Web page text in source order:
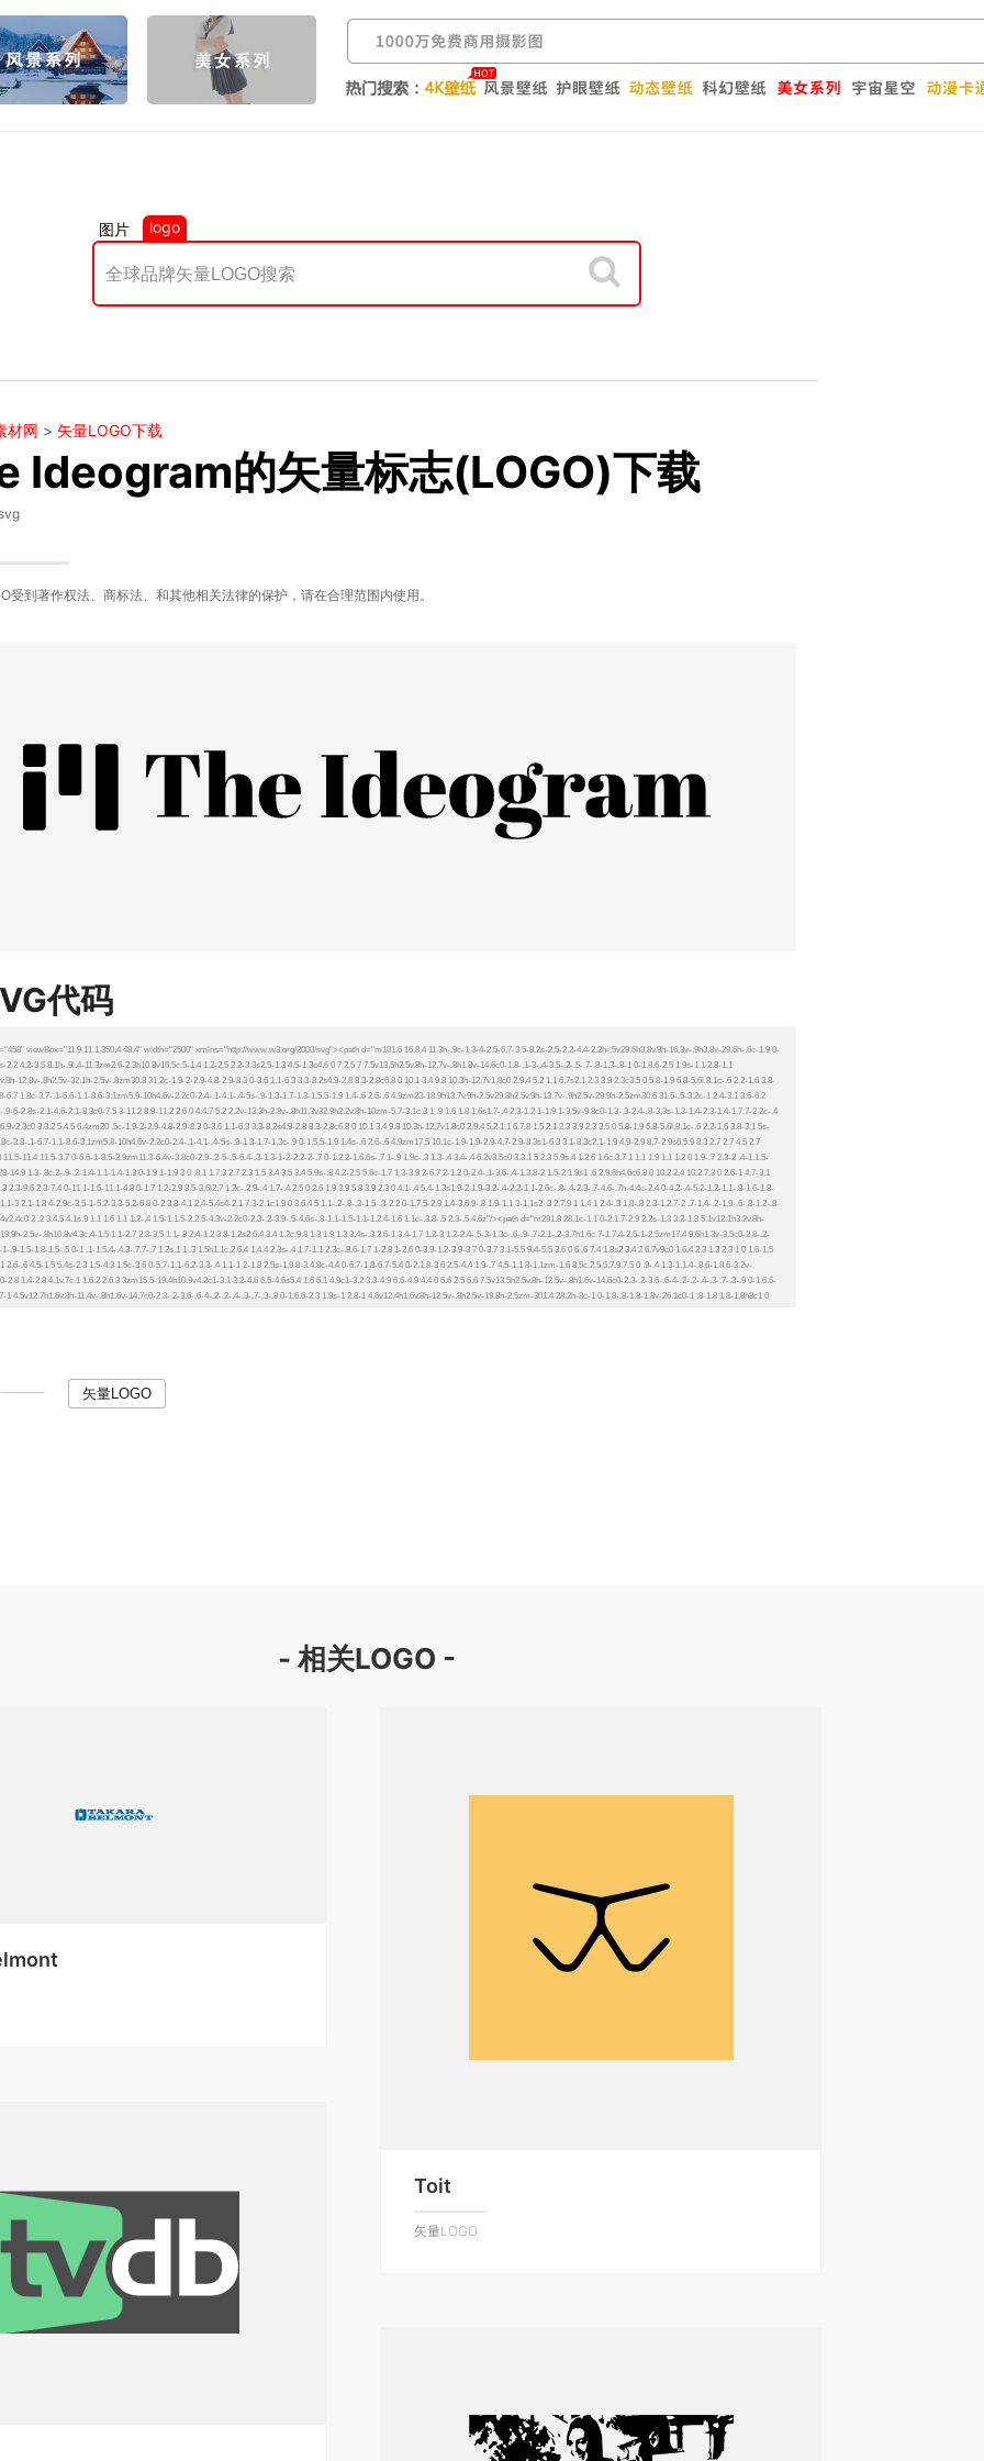
图片 logo
材网 > 矢量LOGO下载
Ideogram的矢量标志(LOGO)下载
受到著作权法、商标法、和其他相关法律的保护，请在合理范围内使用。
代码
矢量LOGO
- 相关LOGO -
Toit
矢量LOGO